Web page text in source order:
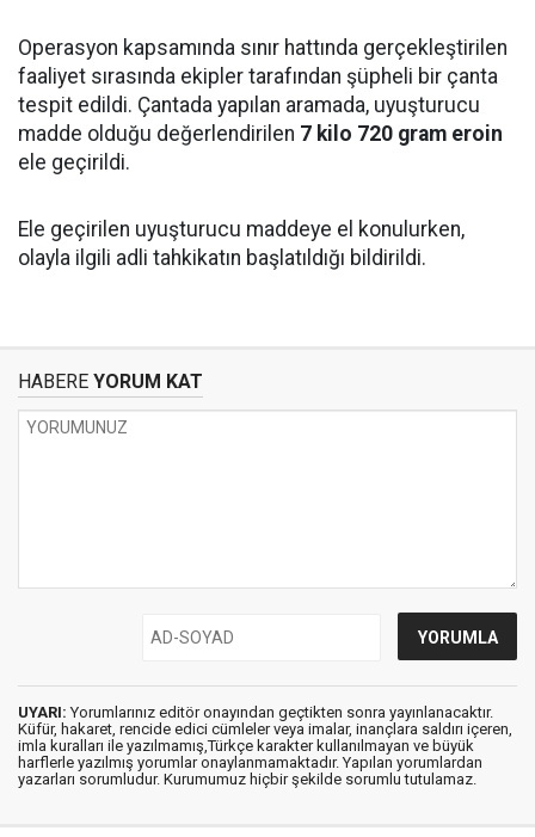
Operasyon kapsamında sınır hattında gerçekleştirilen
faaliyet sırasında ekipler tarafından şüpheli bir çanta
tespit edildi. Çantada yapılan aramada, uyuşturucu
madde olduğu değerlendirilen 7 kilo 720 gram eroin
ele geçirildi.
Ele geçirilen uyuşturucu maddeye el konulurken,
olayla ilgili adli tahkikatın başlatıldığı bildirildi.
HABERE YORUM KAT
UYARI: Yorumlarınız editör onayından geçtikten sonra yayınlanacaktır.
Küfür, hakaret, rencide edici cümleler veya imalar, inançlara saldırı içeren,
imla kuralları ile yazılmamış,Türkçe karakter kullanılmayan ve büyük
harflerle yazılmış yorumlar onaylanmamaktadır. Yapılan yorumlardan
yazarları sorumludur. Kurumumuz hiçbir şekilde sorumlu tutulamaz.